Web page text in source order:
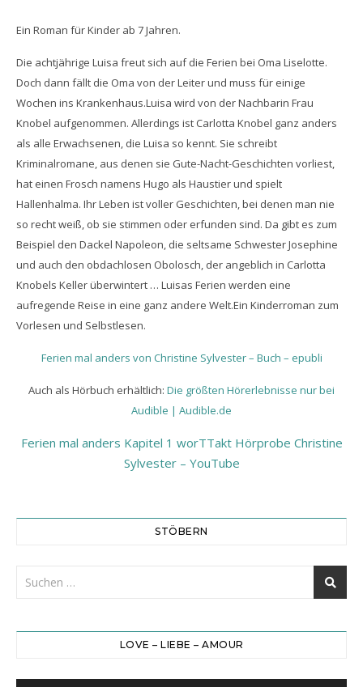
Ein Roman für Kinder ab 7 Jahren.
Die achtjährige Luisa freut sich auf die Ferien bei Oma Liselotte.
Doch dann fällt die Oma von der Leiter und muss für einige
Wochen ins Krankenhaus.Luisa wird von der Nachbarin Frau
Knobel aufgenommen. Allerdings ist Carlotta Knobel ganz anders
als alle Erwachsenen, die Luisa so kennt. Sie schreibt
Kriminalromane, aus denen sie Gute-Nacht-Geschichten vorliest,
hat einen Frosch namens Hugo als Haustier und spielt
Hallenhalma. Ihr Leben ist voller Geschichten, bei denen man nie
so recht weiß, ob sie stimmen oder erfunden sind. Da gibt es zum
Beispiel den Dackel Napoleon, die seltsame Schwester Josephine
und auch den obdachlosen Obolosch, der angeblich in Carlotta
Knobels Keller überwintert … Luisas Ferien werden eine
aufregende Reise in eine ganz andere Welt.Ein Kinderroman zum
Vorlesen und Selbstlesen.
Ferien mal anders von Christine Sylvester – Buch – epubli
Auch als Hörbuch erhältlich: Die größten Hörerlebnisse nur bei
Audible | Audible.de
Ferien mal anders Kapitel 1 worTTakt Hörprobe Christine
Sylvester – YouTube
STÖBERN
LOVE – LIEBE – AMOUR